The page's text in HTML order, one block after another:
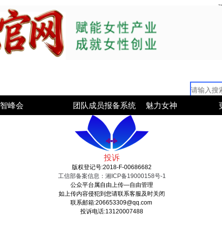
智峰会 团队成员报备系统 魅力女神
投诉
版权登记号:2018-F-00686682
工信部备案信息：湘ICP备19000158号-1
公众平台属自由上传—自由管理
如上传内容侵犯到您请联系客服及时关闭
联系邮箱:206653309@qq.com
投诉电话:13120007488